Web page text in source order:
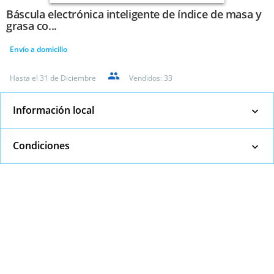
Báscula electrónica inteligente de índice de masa y
grasa co...
Envío a domicilio
Hasta el 31 de Diciembre Vendidos: 33
Información local
Condiciones